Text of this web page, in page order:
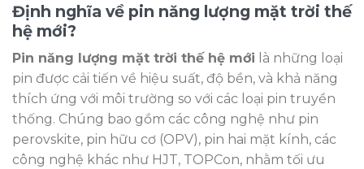
Định nghĩa về pin năng lượng mặt trời thế
hệ mới?
Pin năng lượng mặt trời thế hệ mới là những loại
pin được cải tiến về hiệu suất, độ bền, và khả năng
thích ứng với môi trường so với các loại pin truyền
thống. Chúng bao gồm các công nghệ như pin
perovskite, pin hữu cơ (OPV), pin hai mặt kính, các
công nghệ khác như HJT, TOPCon, nhằm tối ưu